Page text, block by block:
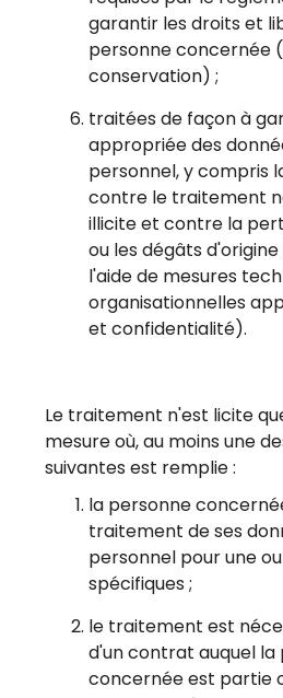
garantir les droits et
personne concernée
conservation) ;
traitées de façon à
appropriée des
personnel, y compris
contre le traitement
illicite et contre la
ou les dégâts
l'aide de mesures
organisationnelles
et confidentialité).
Le traitement n'est licite
mesure où, au moins une
suivantes est remplie :
la personne
traitement de ses
personnel pour une
spécifiques ;
le traitement est
d'un contrat auquel la
concernée est partie